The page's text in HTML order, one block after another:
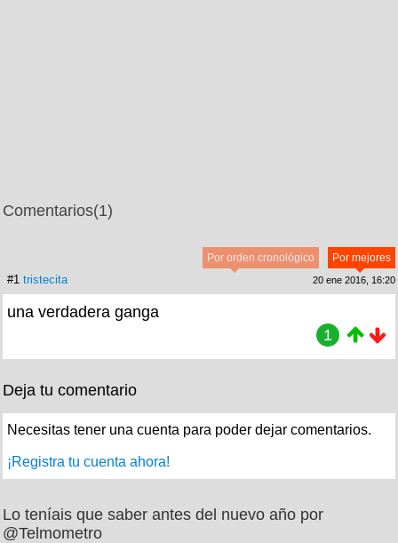
Comentarios(1)
Por mejores
Por orden cronológico
#1 tristecita 20 ene 2016, 16:20
una verdadera ganga
1
Deja tu comentario
Necesitas tener una cuenta para poder dejar comentarios.
¡Registra tu cuenta ahora!
Lo teníais que saber antes del nuevo año por
@Telmometro